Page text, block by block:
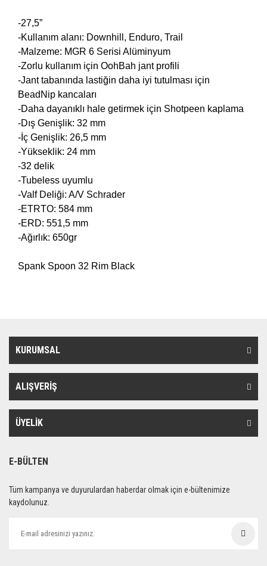
-27,5”
-Kullanım alanı: Downhill, Enduro, Trail
-Malzeme: MGR 6 Serisi Alüminyum
-Zorlu kullanım için OohBah jant profili
-Jant tabanında lastiğin daha iyi tutulması için
BeadNip kancaları
-Daha dayanıklı hale getirmek için Shotpeen kaplama
-Dış Genişlik: 32 mm
-İç Genişlik: 26,5 mm
-Yükseklik: 24 mm
-32 delik
-Tubeless uyumlu
-Valf Deliği: A/V Schrader
-ETRTO: 584 mm
-ERD: 551,5 mm
-Ağırlık: 650gr
Spank Spoon 32 Rim Black
KURUMSAL
ALIŞVERİŞ
ÜYELİK
E-BÜLTEN
Tüm kampanya ve duyurulardan haberdar olmak için e-bültenimize
kaydolunuz.